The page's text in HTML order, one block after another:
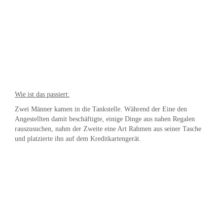
Wie ist das passiert:
Zwei Männer kamen in die Tankstelle. Während der Eine den
Angestellten damit beschäftigte, einige Dinge aus nahen Regalen
rauszusuchen, nahm der Zweite eine Art Rahmen aus seiner Tasche
und platzierte ihn auf dem Kreditkartengerät.